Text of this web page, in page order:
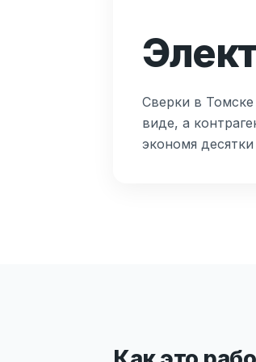
Сверки в
виде, а
экономя